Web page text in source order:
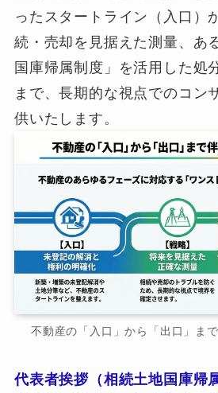
ったスタートライン（入口）
続・売却を見据えた測量、あ
国庫帰属制度」を活用した処
まで、長期的な視点でのコン
供いたします。
不動産の「入口」から「出口」ま
代表者挨拶（相続土地国庫帰